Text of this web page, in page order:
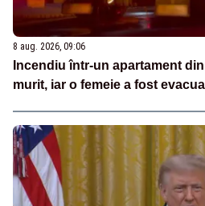
8 aug. 2026, 09:06
Incendiu într-un apartament
murit, iar o femeie a fost